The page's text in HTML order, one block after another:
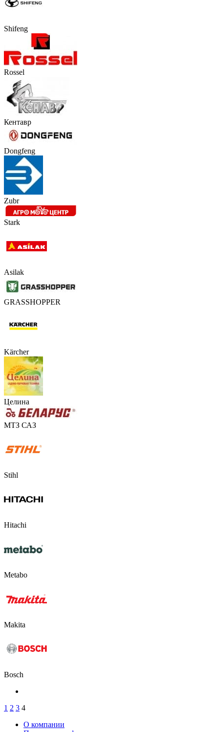
Shifeng
Rossel
Кентавр
Dongfeng
Zubr
Stark
Asilak
GRASSHOPPER
Kärcher
Целина
МТЗ САЗ
Stihl
Hitachi
Metabo
Makita
Bosch
1 2 3 4
О компании